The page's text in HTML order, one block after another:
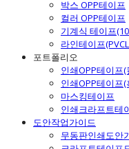
박스 OPP테이프
컬러 OPP테이프
기계식 테이프
라인테이프
포트폴리오
인쇄OPP테이프(
인쇄OPP테이프(
마스킹테이프
인쇄크라프트테
도안작업가이드
무동판인쇄도안